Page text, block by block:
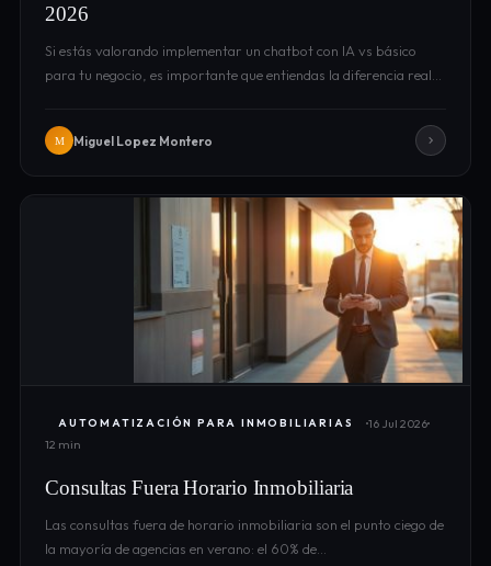
2026
Si estás valorando implementar un chatbot con IA vs básico
para tu negocio, es importante que entiendas la diferencia real…
M Miguel Lopez Montero
AUTOMATIZACIÓN PARA INMOBILIARIAS
16 Jul 2026
12 min
Consultas Fuera Horario Inmobiliaria
Las consultas fuera de horario inmobiliaria son el punto ciego de
la mayoría de agencias en verano: el 60% de…